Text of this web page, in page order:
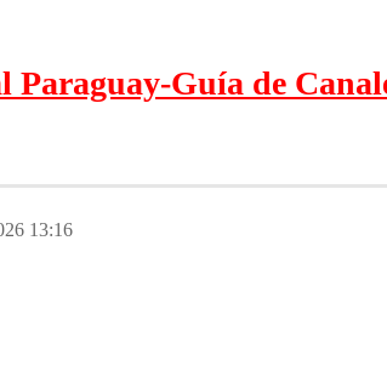
Guía de
13:16